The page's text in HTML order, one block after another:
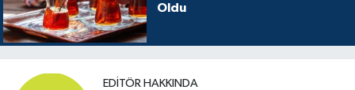
Oldu
EDITÖR HAKKINDA